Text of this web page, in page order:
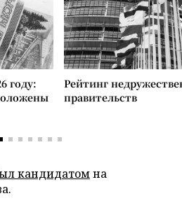
году:
Рейтинг
правительств
кандидатомна